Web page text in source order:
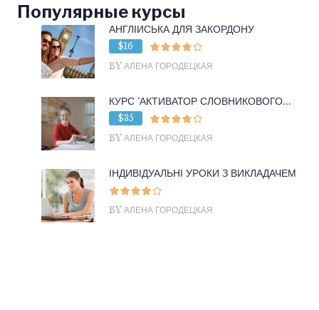
Популярные курсы
АНГЛІЙСЬКА ДЛЯ ЗАКОРДОНУ
$16
BY АЛЕНА ГОРОДЕЦКАЯ
КУРС ‘АКТИВАТОР СЛОВНИКОВОГО...
$35
BY АЛЕНА ГОРОДЕЦКАЯ
ІНДИВІДУАЛЬНІ УРОКИ З ВИКЛАДАЧЕМ
BY АЛЕНА ГОРОДЕЦКАЯ